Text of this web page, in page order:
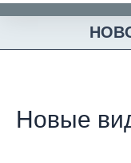
Новые